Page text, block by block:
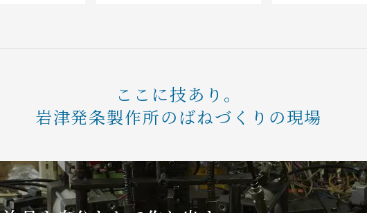
ここに技あり。
岩津発条製作所のばねづくりの現場